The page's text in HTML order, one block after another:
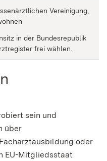
Vereinigung,
in der Bundesrepublik
frei wählen.
sein und
über
oder
EU-Mitgliedsstaat